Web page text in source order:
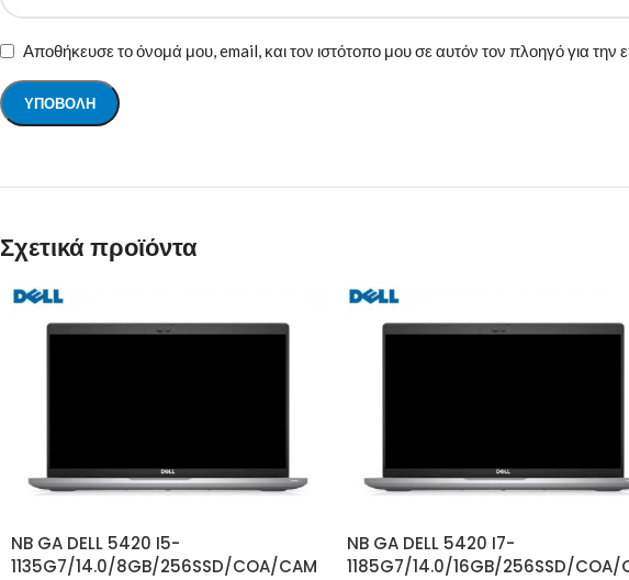
Αποθήκευσε το όνομά μου, email, και τον ιστότοπο μου σε αυτόν τον πλοηγό για
Σχετικά προϊόντα
NB GA DELL 5420 I5-
1135G7/14.0/8GB/256SSD/COA/CAM
NB GA DELL 5420 I7-
1185G7/14.0/16GB/256SSD/COA/